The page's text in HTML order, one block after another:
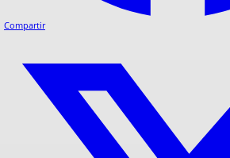
Compartir